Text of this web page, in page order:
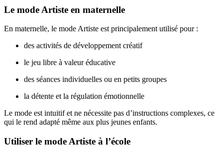
Le mode Artiste en maternelle
En maternelle, le mode Artiste est principalement utilisé pour :
des activités de développement créatif
le jeu libre à valeur éducative
des séances individuelles ou en petits groupes
la détente et la régulation émotionnelle
Le mode est intuitif et ne nécessite pas d’instructions complexes, ce
qui le rend adapté même aux plus jeunes enfants.
Utiliser le mode Artiste à l’école